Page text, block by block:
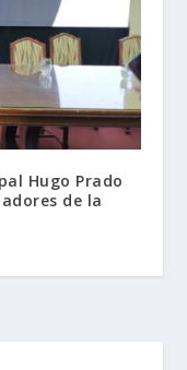
Hugo Prado
de la